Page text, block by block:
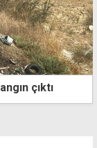
çıktı